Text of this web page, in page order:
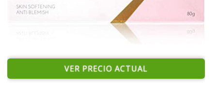
VER PRECIO ACTUAL